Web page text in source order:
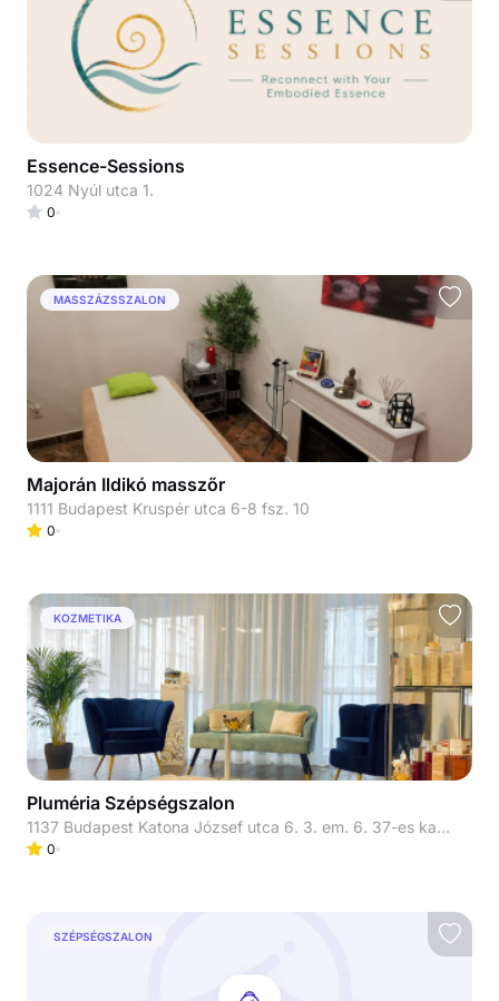
Essence-Sessions
1024 Nyúl utca 1.
0
MASSZÁZSSZALON
Majorán Ildikó masszőr
1111 Budapest Kruspér utca 6-8 fsz. 10
0
KOZMETIKA
Pluméria Szépségszalon
1137 Budapest Katona József utca 6. 3. em. 6. 37-es kapucsengő
0
SZÉPSÉGSZALON